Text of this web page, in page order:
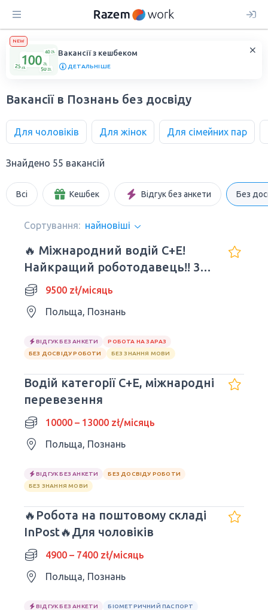
NEW
Вакансії з кешбеком
ДЕТАЛЬНІШЕ
Вакансії в Познань без досвіду
Для чоловіків Для жінок Для сімейних пар
Знайдено 55 вакансій
Всі Кешбек Відгук без анкети Без
Сортування: найновіші
🔥 Міжнародний водій C+E!
Найкращий роботодавець!! 3/1
- 9 500 злотих
9500 zł/місяць
Польща, Познань
ВІДГУК БЕЗ АНКЕТИ
РОБОТА НА ЗАРАЗ
БЕЗ ДОСВІДУ РОБОТИ
БЕЗ ЗНАННЯ МОВИ
Водій категорії C+E, міжнародні
перевезення
10000 – 13000 zł/місяць
Польща, Познань
ВІДГУК БЕЗ АНКЕТИ
БЕЗ ДОСВІДУ РОБОТИ
БЕЗ ЗНАННЯ МОВИ
🔥Робота на поштовому складі
InPost🔥Для чоловіків
4900 – 7400 zł/місяць
Польща, Познань
ВІДГУК БЕЗ АНКЕТИ
БІОМЕТРИЧНИЙ ПАСПОРТ